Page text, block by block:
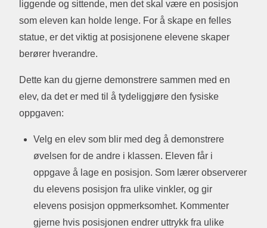
liggende og sittende, men det skal være en posisjon
som eleven kan holde lenge. For å skape en felles
statue, er det viktig at posisjonene elevene skaper
berører hverandre.
Dette kan du gjerne demonstrere sammen med en
elev, da det er med til å tydeliggjøre den fysiske
oppgaven:
Velg en elev som blir med deg å demonstrere
øvelsen for de andre i klassen. Eleven får i
oppgave å lage en posisjon. Som lærer observerer
du elevens posisjon fra ulike vinkler, og gir
elevens posisjon oppmerksomhet. Kommenter
gjerne hvis posisjonen endrer uttrykk fra ulike